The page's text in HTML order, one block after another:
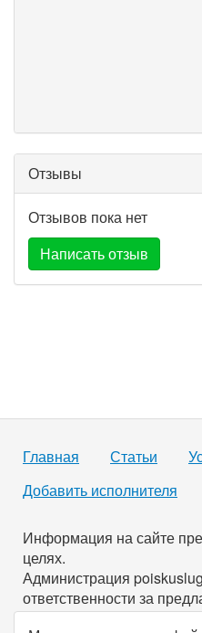
Отзывы
Отзывов пока нет
Написать отзыв
Главная Статьи
Добавить исполнителя
Информация на сайте
целях.
Администрация
ответственности за